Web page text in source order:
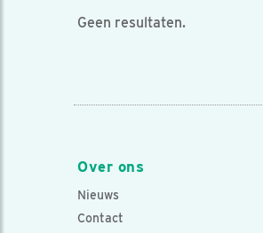
Geen resultaten.
Over ons
Nieuws
Contact